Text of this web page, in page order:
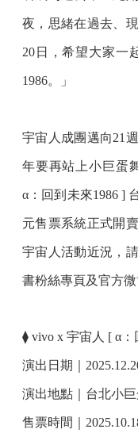
夜，思緒在過去、
20日，希望大家一
1986。」
宇宙人成團邁向21
年要再站上小巨蛋
α：回到未來1986 ]
元售票系統正式開
宇宙人活動近況，
書粉絲專頁及官方微
⧫ vivo x 宇宙人 [ α
演出日期｜
演出地點｜台北小巨
售票時間｜